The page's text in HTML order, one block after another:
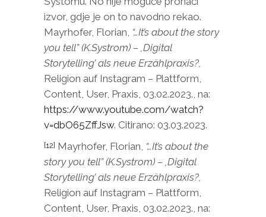
izvor, gdje je on to navodno rekao.
Mayrhofer, Florian, “…It’s about the story
you tell” (K.Systrom) – ,Digital
Storytelling’ als neue Erzählpraxis?,
Religion auf Instagram – Plattform,
Content, User, Praxis, 03.02.2023., na:
https://www.youtube.com/watch?
v=dbO65ZffJsw. Citirano: 03.03.2023.
[12] Mayrhofer, Florian, “…It’s about the
story you tell” (K.Systrom) – ,Digital
Storytelling’ als neue Erzählpraxis?,
Religion auf Instagram – Plattform,
Content, User, Praxis, 03.02.2023., na: